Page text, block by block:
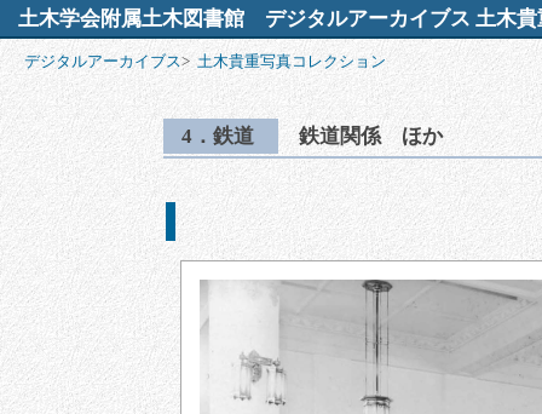
土木学会附属土木図書館 デジタルアーカイブス 土木貴
デジタルアーカイブス> 土木貴重写真コレクション
4．鉄道 鉄道関係 ほか